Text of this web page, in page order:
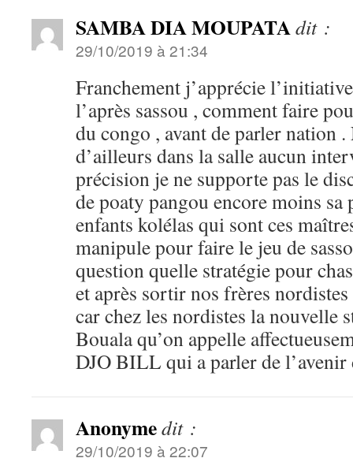
SAMBA DIA MOUPATAdit :
29/10/2019 à 21:34
Franchement j’apprécie
l’après sassou , comment faire
du congo , avant de parler nation .
d’ailleurs dans la salle aucun
précision je ne supporte pas le
de poaty pangou encore moins
enfants kolélas qui sont ces
manipule pour faire le jeu de
question quelle stratégie pour
et après sortir nos frères
car chez les nordistes la nouvelle
Bouala qu’on appelle
DJO BILL qui a parler de
Anonymedit :
29/10/2019 à 22:07